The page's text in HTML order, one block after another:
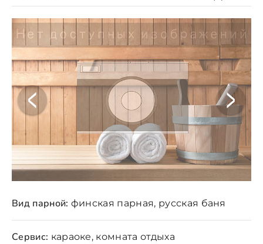
Вид парной: финская парная, русская баня
Сервис: караоке, комната отдыха